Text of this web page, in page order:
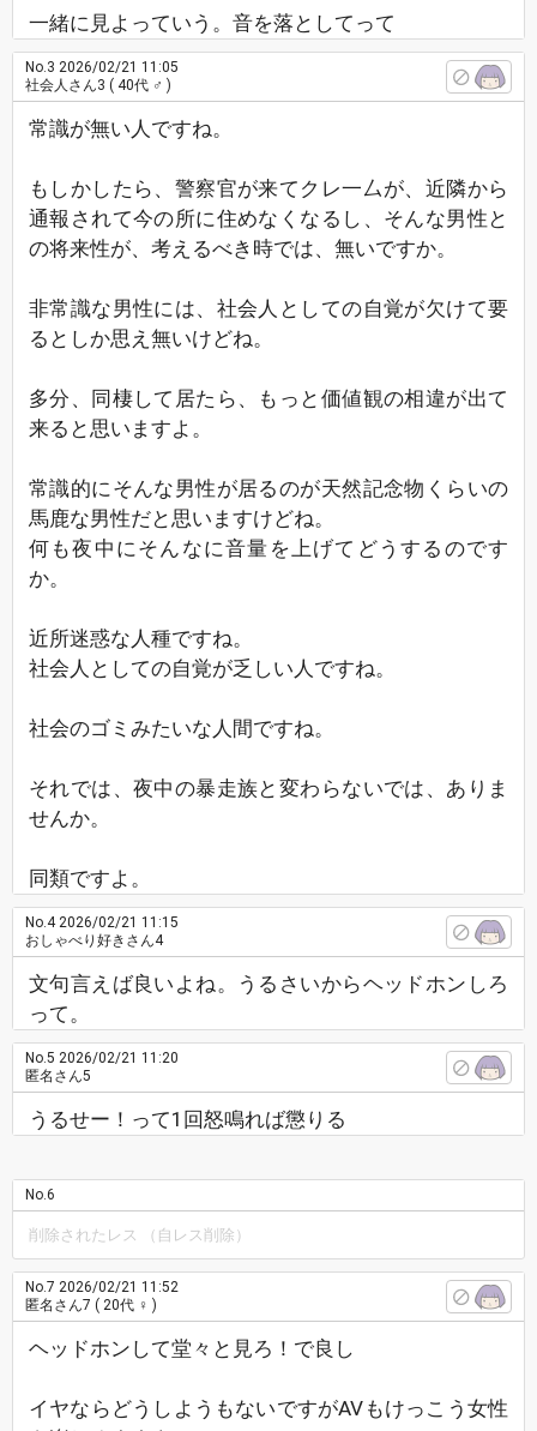
一緒に見よっていう。音を落としてって
No.3 2026/02/21 11:05
社会人さん3 ( 40代 ♂ )
常識が無い人ですね。
もしかしたら、警察官が来てクレ一厶が、近隣から
通報されて今の所に住めなくなるし、そんな男性と
の将来性が、考えるべき時では、無いですか。
非常識な男性には、社会人としての自覚が欠けて要
るとしか思え無いけどね。
多分、同棲して居たら、もっと価値観の相違が出て
来ると思いますよ。
常識的にそんな男性が居るのが天然記念物くらいの
馬鹿な男性だと思いますけどね。
何も夜中にそんなに音量を上げてどうするのです
か。
近所迷惑な人種ですね。
社会人としての自覚が乏しい人ですね。
社会のゴミみたいな人間ですね。
それでは、夜中の暴走族と変わらないでは、ありま
せんか。
同類ですよ。
No.42026/02/21 11:15
おしゃべり好きさん4
文句言えば良いよね。うるさいからヘッドホンしろ
って。
No.5 2026/02/21 11:20
匿名さん5
うるせー！って1回怒鳴れば懲りる
No.6
削除されたレス （自レス削除）
No.7 2026/02/21 11:52
匿名さん7 ( 20代 ♀ )
ヘッドホンして堂々と見ろ！で良し
イヤならどうしようもないですがAVもけっこう女性